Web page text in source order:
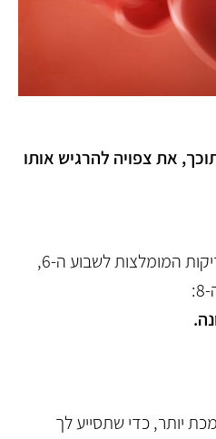
את צפויה להרגיש אותו
במידה וטרם עשית את הבדיקות המומלצות לשבוע ה-6,
יותר, כדי שתסייע לך